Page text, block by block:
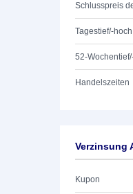
Schlusspreis
Tagestief/-hoch
52-
Handelszeiten
Verzinsung
Kupon